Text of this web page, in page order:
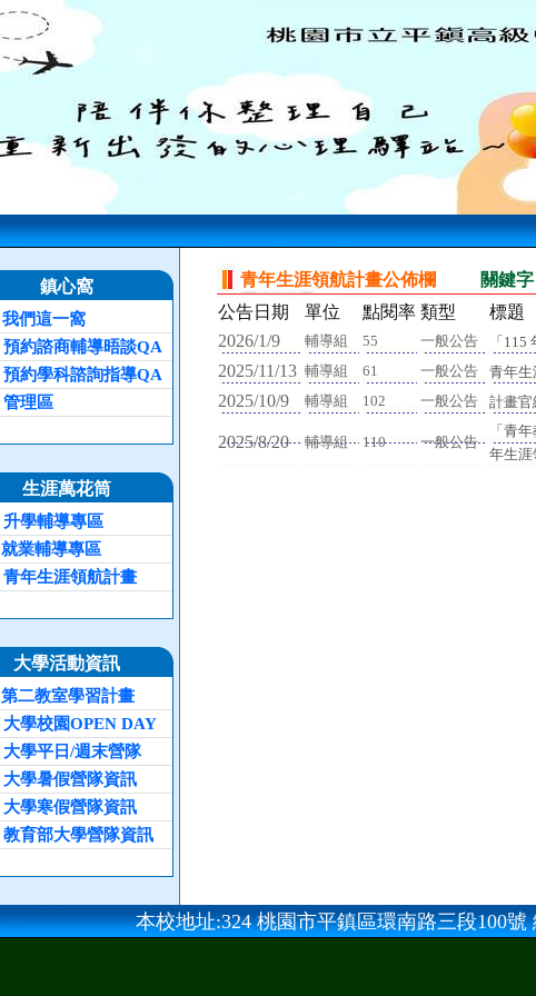
鎮心窩
我們這一窩
預約諮商輔導晤談QA
預約學科諮詢指導QA
管理區
生涯萬花筒
升學輔導專區
就業輔導專區
青年生涯領航計畫
大學活動資訊
第二教室學習計畫
大學校園OPEN DAY
大學平日/週末營隊
大學暑假營隊資訊
大學寒假營隊資訊
教育部大學營隊資訊
青年生涯領航計畫公佈欄
關鍵字
公告日期
單位 點閱率 類型
標題
2026/1/9
輔導組 55 一般公告 「
2025/11/13 輔導組 61 一般公告 青年生
2025/10/9 輔導組 102 一般公告 計畫官
2025/8/20 輔導組 110 一般公告
「青
年生涯
本校地址:324 桃園市平鎮區環南路三段100號